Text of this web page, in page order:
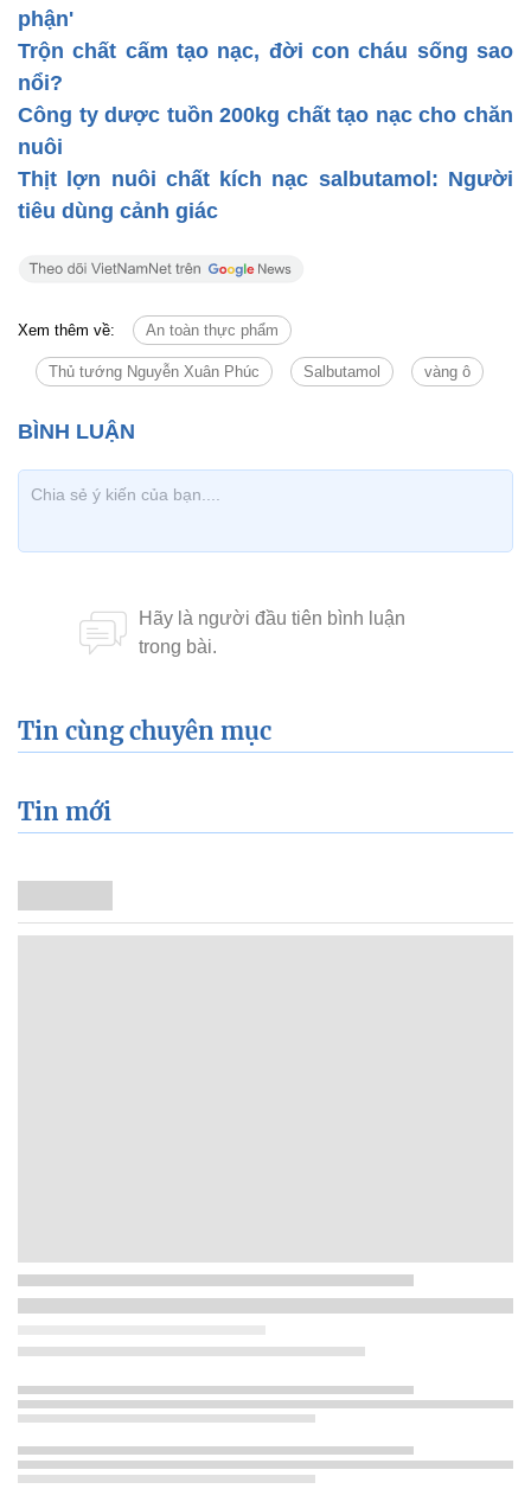
phận'
Trộn chất cấm tạo nạc, đời con cháu sống sao
nổi?
Công ty dược tuồn 200kg chất tạo nạc cho chăn
nuôi
Thịt lợn nuôi chất kích nạc salbutamol: Người
tiêu dùng cảnh giác
Xem thêm về: An toàn thực phẩm
Thủ tướng Nguyễn Xuân Phúc Salbutamol vàng ô
Tin cùng chuyên mục
Tin mới